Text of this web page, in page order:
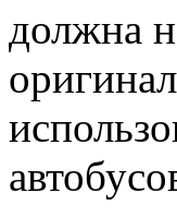
должна